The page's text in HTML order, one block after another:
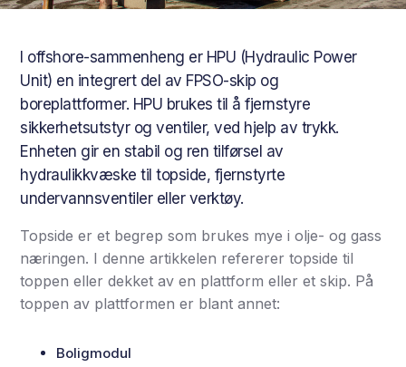
I offshore-sammenheng er HPU (Hydraulic Power
Unit) en integrert del av FPSO-skip og
boreplattformer. HPU brukes til å fjernstyre
sikkerhetsutstyr og ventiler, ved hjelp av trykk.
Enheten gir en stabil og ren tilførsel av
hydraulikkvæske til topside, fjernstyrte
undervannsventiler eller verktøy.
Topside er et begrep som brukes mye i olje- og gass
næringen. I denne artikkelen refererer topside til
toppen eller dekket av en plattform eller et skip. På
toppen av plattformen er blant annet:
Boligmodul